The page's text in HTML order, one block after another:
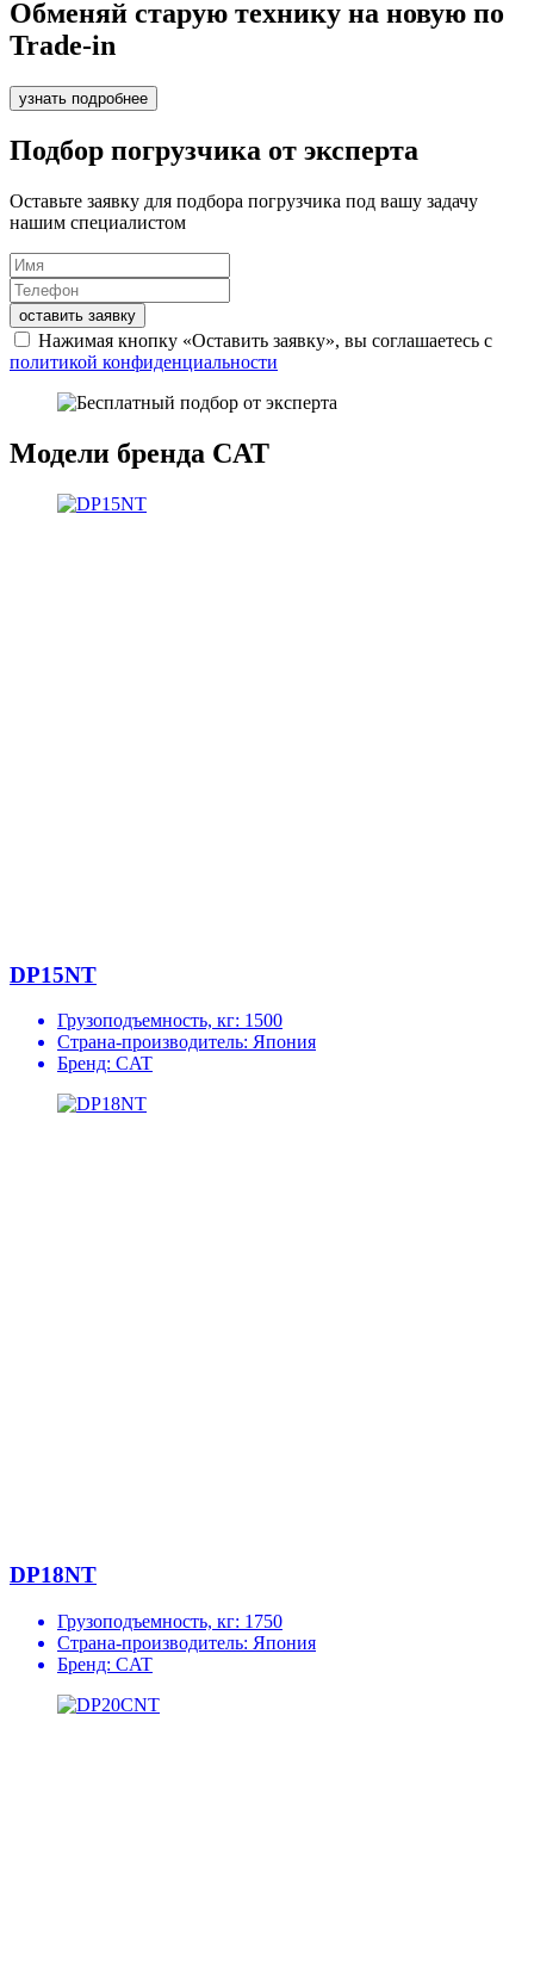
Обменяй старую технику на новую по
Trade-in
узнать подробнее
Подбор погрузчика от эксперта
Оставьте заявку для подбора погрузчика под вашу задачу
нашим специалистом
оставить заявку
Нажимая кнопку «Оставить заявку», вы соглашаетесь с
политикой конфиденциальности
Модели бренда CAT
DP15NT
Грузоподъемность, кг: 1500
Страна-производитель: Япония
Бренд: CAT
DP18NT
Грузоподъемность, кг: 1750
Страна-производитель: Япония
Бренд: CAT